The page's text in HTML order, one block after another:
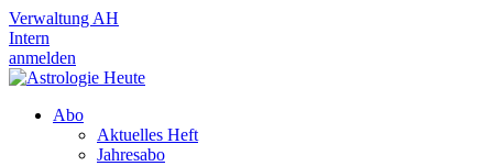
Verwaltung AH
Intern
anmelden
Abo
Aktuelles Heft
Jahresabo